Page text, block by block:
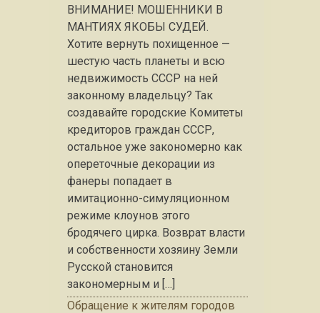
ВНИМАНИЕ! МОШЕННИКИ В
МАНТИЯХ ЯКОБЫ СУДЕЙ.
Хотите вернуть похищенное —
шестую часть планеты и всю
недвижимость СССР на ней
законному владельцу? Так
создавайте городские Комитеты
кредиторов граждан СССР,
остальное уже закономерно как
опереточные декорации из
фанеры попадает в
имитационно-симуляционном
режиме клоунов этого
бродячего цирка. Возврат власти
и собственности хозяину Земли
Русской становится
закономерным и […]
Обращение к жителям городов